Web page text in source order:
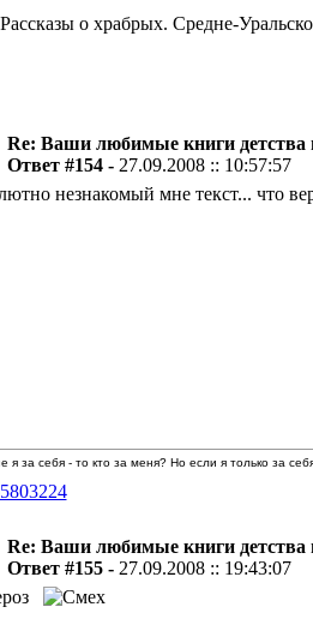
о храбрых. Средне-
Re: Ваши любимые книги детства
Ответ #154 - 27.09.2008 :: 10:57:57
незнакомый мне текст... что
я за себя - то кто за меня? Но если я только за
Re: Ваши любимые книги детства
Ответ #155 - 27.09.2008 :: 19:43:07